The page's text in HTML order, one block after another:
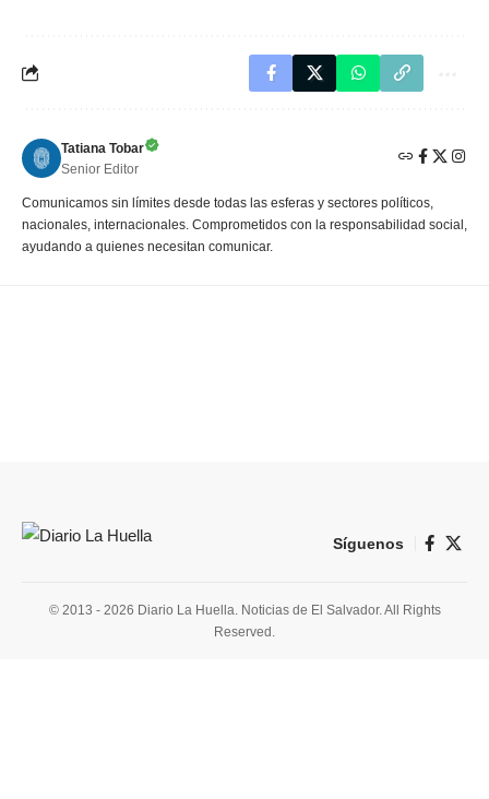
Tatiana Tobar
Senior Editor
Comunicamos sin límites desde todas las esferas y sectores políticos,
nacionales, internacionales. Comprometidos con la responsabilidad social,
ayudando a quienes necesitan comunicar.
Síguenos
© 2013 - 2026 Diario La Huella. Noticias de El Salvador. All Rights
Reserved.